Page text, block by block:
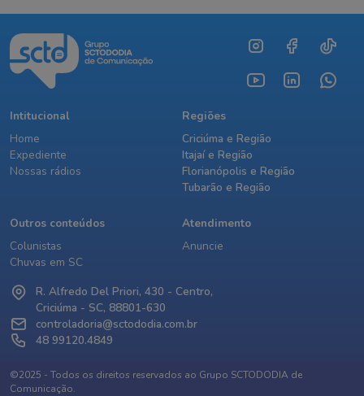
Intitucional
Home
Expediente
Nossas rádios
Regiões
Criciúma e Região
Itajaí e Região
Florianópolis e Região
Tubarão e Região
Outros conteúdos
Colunistas
Chuvas em SC
Atendimento
Anuncie
R. Alfredo Del Priori, 430 - Centro,
Criciúma - SC, 88801-630
controladoria@sctododia.com.br
48 99120.4849
©2025 - Todos os direitos reservados ao Grupo SCTODODIA de
Comunicação.